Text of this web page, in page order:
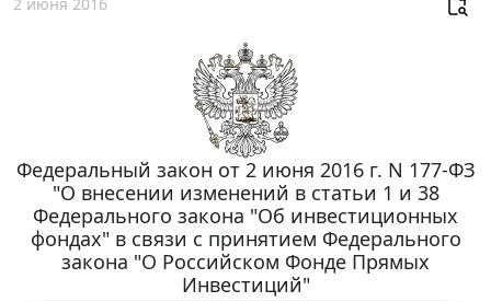
Федеральный закон от 2 июня 2016 г. N 177-ФЗ
"О внесении изменений в статьи 1 и 38
Федерального закона "Об инвестиционных
фондах" в связи с принятием Федерального
закона "О Российском Фонде Прямых
Инвестиций"